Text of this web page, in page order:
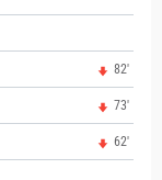
82'
73'
62'